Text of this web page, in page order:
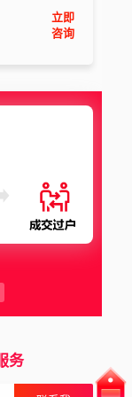
立即
咨询
务